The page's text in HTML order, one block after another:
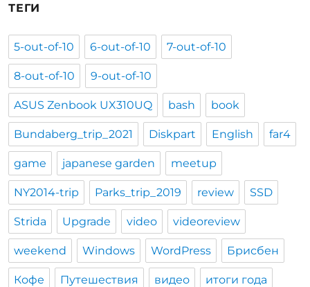
ТЕГИ
5-out-of-10 6-out-of-10 7-out-of-10
8-out-of-10 9-out-of-10
ASUS Zenbook UX310UQ bash book
Bundaberg_trip_2021 Diskpart English far4
game japanese garden meetup
NY2014-trip Parks_trip_2019 review SSD
Strida Upgrade video videoreview
weekend Windows WordPress Брисбен
Кофе Путешествия видео итоги года